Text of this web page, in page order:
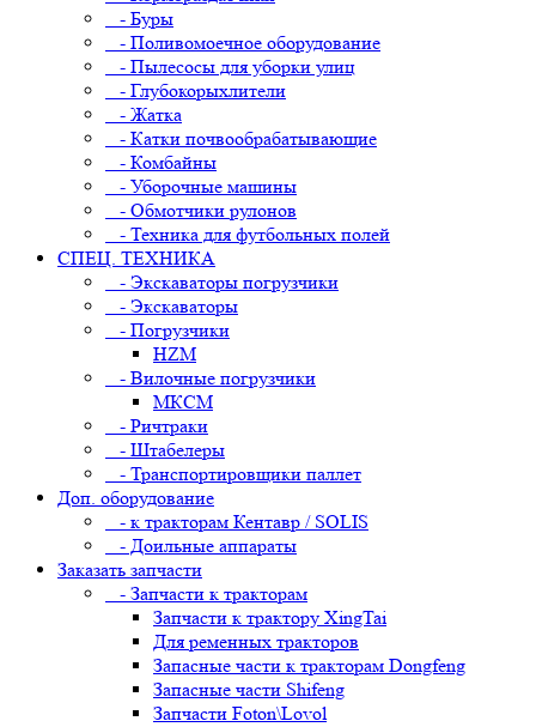
- Буры
- Поливомоечное оборудование
- Пылесосы для уборки улиц
- Глубокорыхлители
- Жатка
- Катки почвообрабатывающие
- Комбайны
- Уборочные машины
- Обмотчики рулонов
- Техника для футбольных полей
СПЕЦ. ТЕХНИКА
- Экскаваторы погрузчики
- Экскаваторы
- Погрузчики
HZM
- Вилочные погрузчики
МКСМ
- Ричтраки
- Штабелеры
- Транспортировщики паллет
Доп. оборудование
- к тракторам Кентавр / SOLIS
- Доильные аппараты
Заказать запчасти
- Запчасти к тракторам
Запчасти к трактору XingTai
Для ременных тракторов
Запасные части к тракторам Dongfeng
Запасные части Shifeng
Запчасти Foton\Lovol